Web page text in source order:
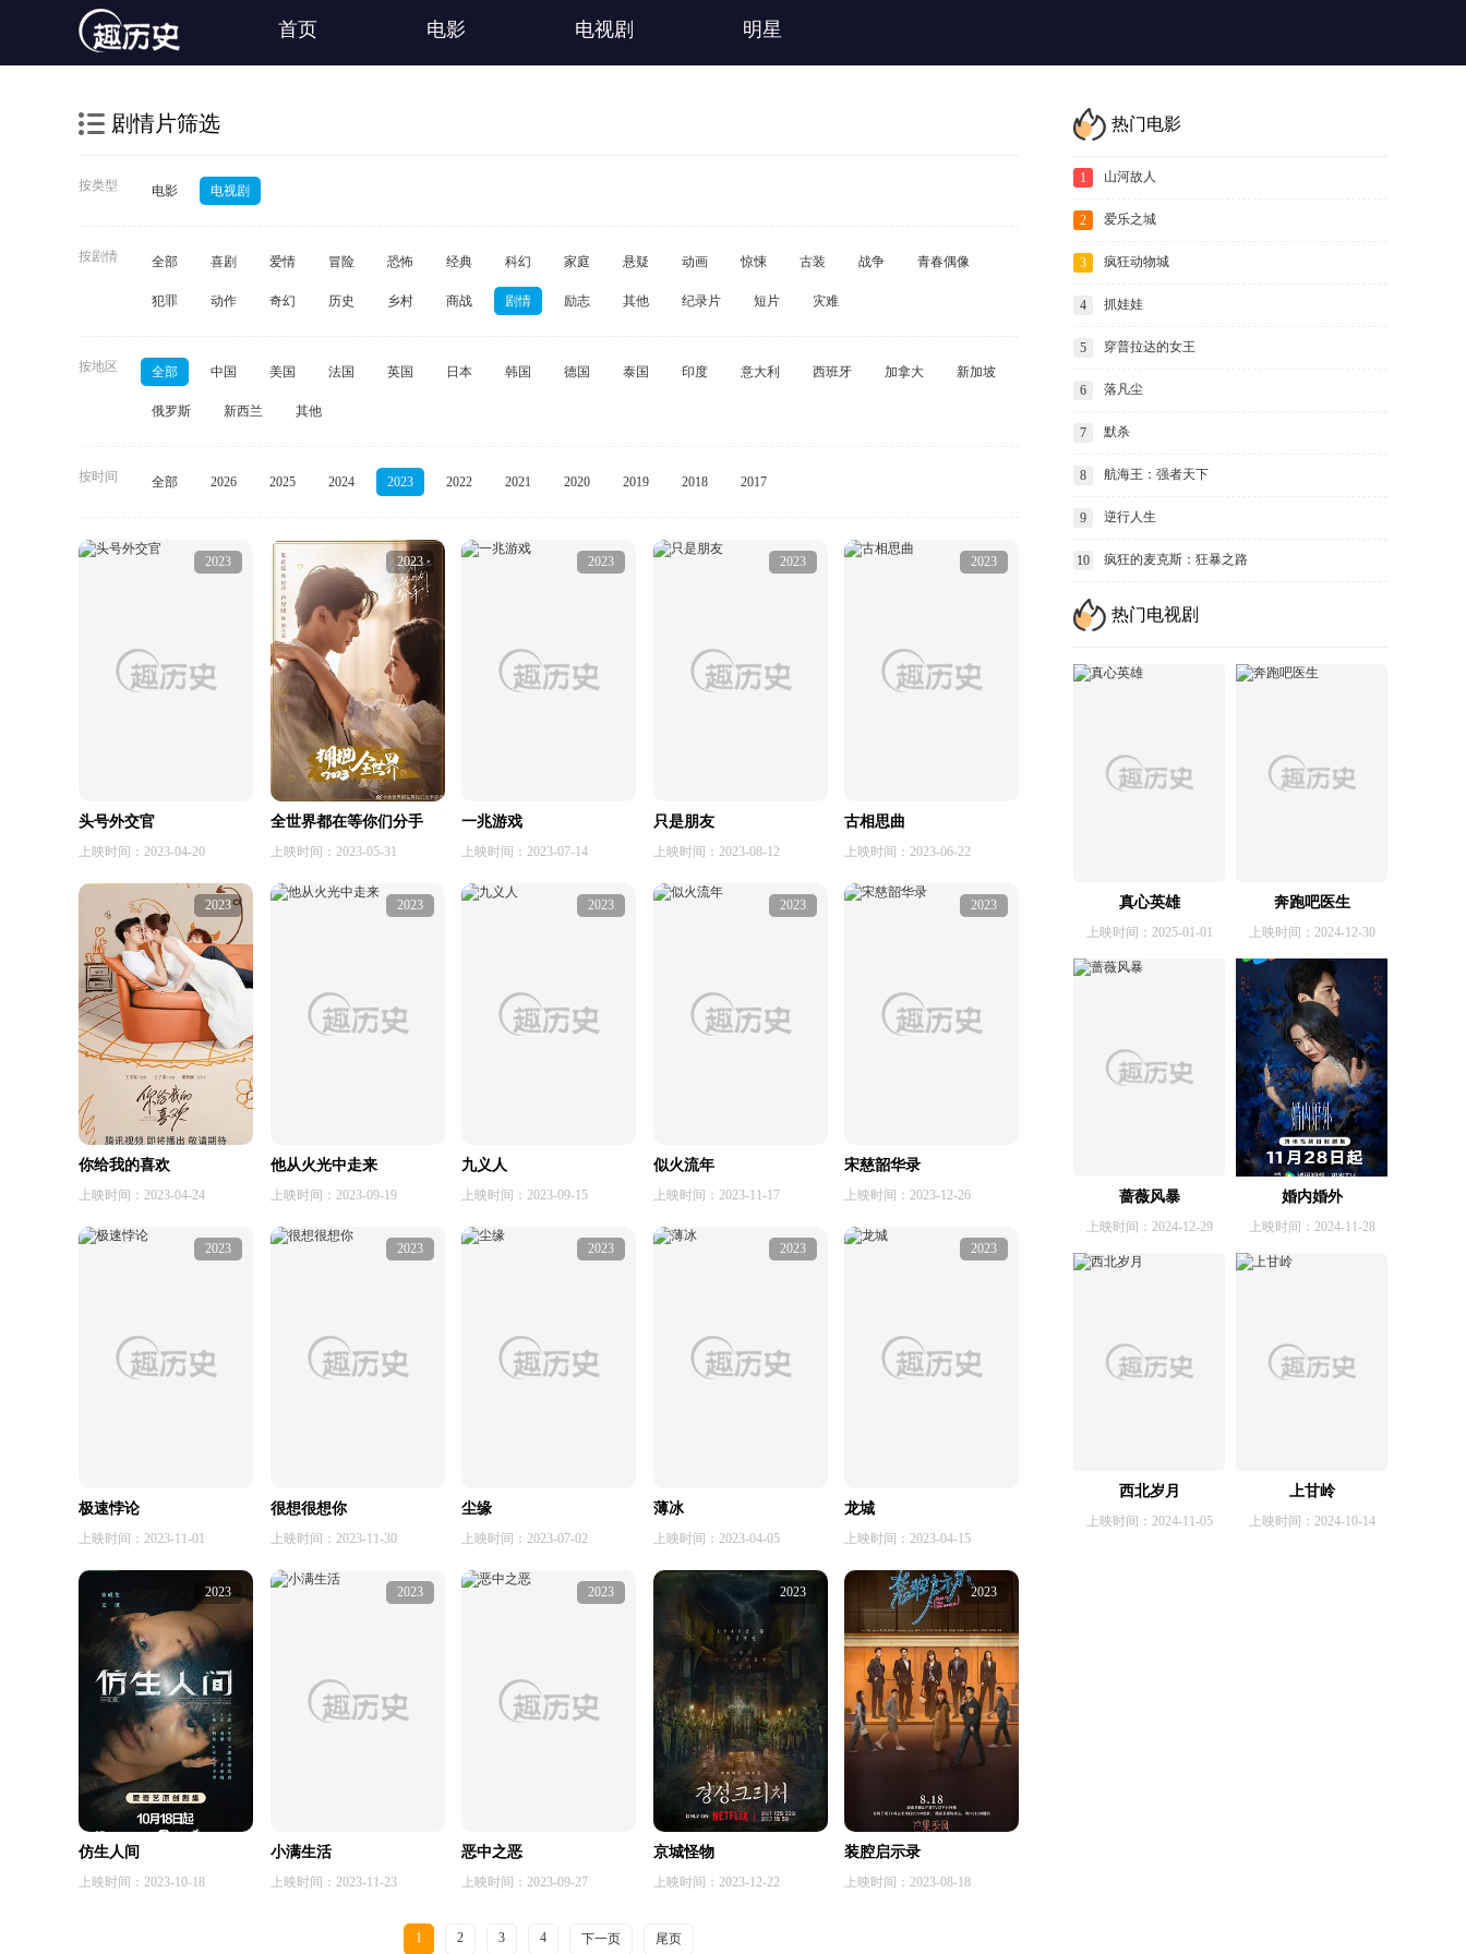
首页 电影 电视剧 明星
剧情片筛选
按类型 电影 电视剧
按剧情 全部 喜剧 爱情 冒险 恐怖 经典 科幻 家庭 悬疑 动画 惊悚 古装 战争 青春偶像
犯罪 动作 奇幻 历史 乡村 商战 剧情 励志 其他 纪录片 短片 灾难
按地区 全部 中国 美国 法国 英国 日本 韩国 德国 泰国 印度 意大利 西班牙 加拿大 新加坡
俄罗斯 新西兰 其他
按时间 全部 2026 2025 2024 2023 2022 2021 2020 2019 2018 2017
2023
头号外交官
上映时间：2023-04-20
2023
全世界都在等你们分手
上映时间：2023-05-31
2023
一兆游戏
上映时间：2023-07-14
2023
只是朋友
上映时间：2023-08-12
2023
古相思曲
上映时间：2023-06-22
2023
你给我的喜欢
上映时间：2023-04-24
2023
他从火光中走来
上映时间：2023-09-19
2023
九义人
上映时间：2023-09-15
2023
似火流年
上映时间：2023-11-17
2023
宋慈韶华录
上映时间：2023-12-26
2023
极速悖论
上映时间：2023-11-01
2023
很想很想你
上映时间：2023-11-30
2023
尘缘
上映时间：2023-07-02
2023
薄冰
上映时间：2023-04-05
2023
龙城
上映时间：2023-04-15
2023
仿生人间
上映时间：2023-10-18
2023
小满生活
上映时间：2023-11-23
2023
恶中之恶
上映时间：2023-09-27
2023
京城怪物
上映时间：2023-12-22
2023
装腔启示录
上映时间：2023-08-18
1 2 3 4 下一页 尾页
热门电影
1 山河故人
2 爱乐之城
3 疯狂动物城
4 抓娃娃
5 穿普拉达的女王
6 落凡尘
7 默杀
8 航海王：强者天下
9 逆行人生
10 疯狂的麦克斯：狂暴之路
热门电视剧
真心英雄
上映时间：2025-01-01
奔跑吧医生
上映时间：2024-12-30
蔷薇风暴
上映时间：2024-12-29
婚内婚外
上映时间：2024-11-28
西北岁月
上映时间：2024-11-05
上甘岭
上映时间：2024-10-14